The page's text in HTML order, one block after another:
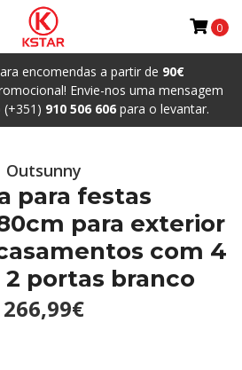
encomendas a partir de 90€
Envie-nos uma mensagem
910 506 606para o levantar.
0
Outsunny
para festas
para exterior
com 4
2 portas branco
266,99€